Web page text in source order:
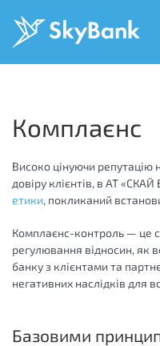
основного
Комплаєнс
Високо цінуючи репутацію
довіру клієнтів, в АТ
етики, покликаний
Комплаєнс-контроль — це
регулювання відносин, як
банку з клієнтами та
негативних наслідків для
Базовими